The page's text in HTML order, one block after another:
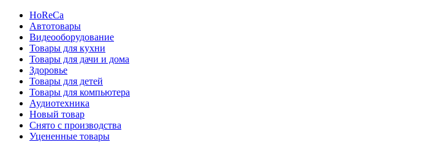
HoReCa
Автотовары
Видеооборудование
Товары для кухни
Товары для дачи и дома
Здоровье
Товары для детей
Товары для компьютера
Аудиотехника
Новый товар
Снято с производства
Уцененные товары